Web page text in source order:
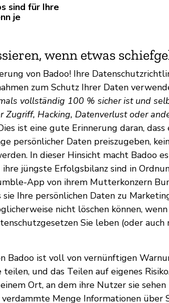
sind für Ihre
je
wenn etwas
von Badoo! Ihre
zum Schutz Ihrer Daten
vollständig 100 % sicher ist und
Zugriff, Hacking, Datenverlust oder
ist eine gute Erinnerung daran,
persönlicher Daten preiszugeben,
In dieser Hinsicht macht Badoo
jüngste Erfolgsbilanz sind in
App von ihrem Mutterkonzern
sie Ihre persönlichen Daten zu
nicht löschen können,
Sie leben (oder auch
Badoo ist voll von vernünftigen
teilen, und das Teilen auf eigenes
Ort, an dem ihre Nutzer sie sehen
Menge Informationen über